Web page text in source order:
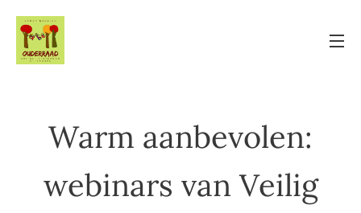
Warm aanbevolen:
webinars van Veilig